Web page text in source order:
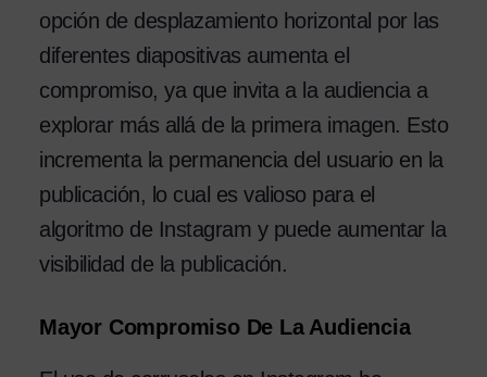
opción de desplazamiento horizontal por las
diferentes diapositivas aumenta el
compromiso, ya que invita a la audiencia a
explorar más allá de la primera imagen. Esto
incrementa la permanencia del usuario en la
publicación, lo cual es valioso para el
algoritmo de Instagram y puede aumentar la
visibilidad de la publicación.
Mayor Compromiso De La Audiencia